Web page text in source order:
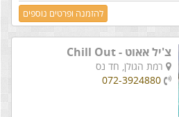
להזמנה ופרטים נוספים
צ'יל אאוט - Chill Out
רמת הגולן, חד נס
072-3924880